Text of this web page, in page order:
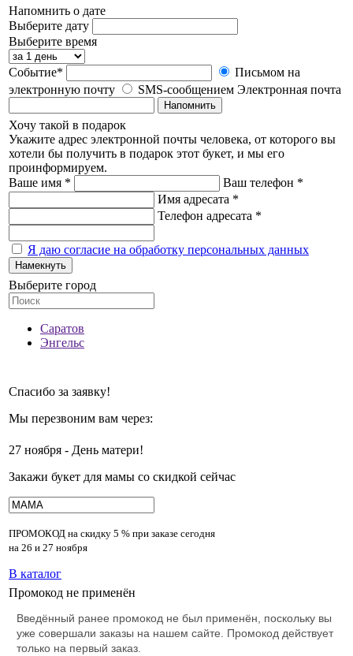
Напомнить о дате
Выберите дату
Выберите время
Событие*
Письмом на
электронную почту
SMS-сообщением Электронная почта
Напомнить
Хочу такой в подарок
Укажите адрес электронной почты человека, от которого вы
хотели бы получить в подарок этот букет, и мы его
проинформируем.
Ваше имя *
Ваш телефон *
Имя адресата *
Телефон адресата *
Я даю согласие на обработку персональных данных
Намекнуть
Выберите город
Саратов
Энгельс
Спасибо за заявку!
Мы перезвоним вам через:
27 ноября - День матери!
Закажи букет для мамы со скидкой сейчас
ПРОМОКОД на скидку 5 % при заказе сегодня
на 26 и 27 ноября
В каталог
Промокод не применён
Введённый ранее промокод не был применён, поскольку вы
уже совершали заказы на нашем сайте. Промокод действует
только на первый заказ.